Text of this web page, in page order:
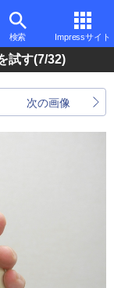
検索 Impressサイト
試す(7/32)
次の画像